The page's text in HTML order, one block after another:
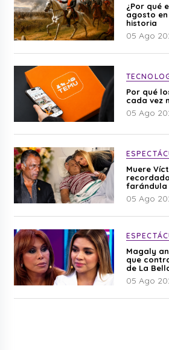
¿Por qué
agosto en
historia
05 Ago
Por qué
cada vez
05 Ago
Muere
farándula
Cherres
05 Ago
Magaly
que
de La
05 Ago